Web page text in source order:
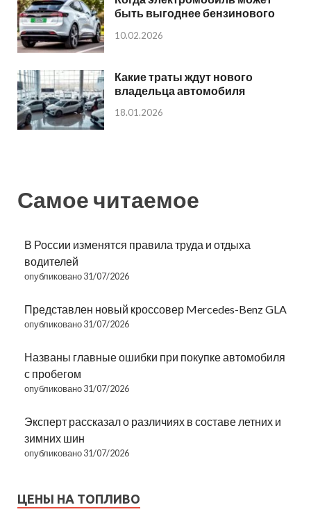
быть выгоднее бензинового
10.02.2026
Какие траты ждут нового
владельца автомобиля
18.01.2026
Самое читаемое
В России изменятся правила труда и отдыха
водителей
опубликовано 31/07/2026
Представлен новый кроссовер Mercedes-Benz GLA
опубликовано 31/07/2026
Названы главные ошибки при покупке автомобиля
с пробегом
опубликовано 31/07/2026
Эксперт рассказал о различиях в составе летних и
зимних шин
опубликовано 31/07/2026
ЦЕНЫ НА ТОПЛИВО